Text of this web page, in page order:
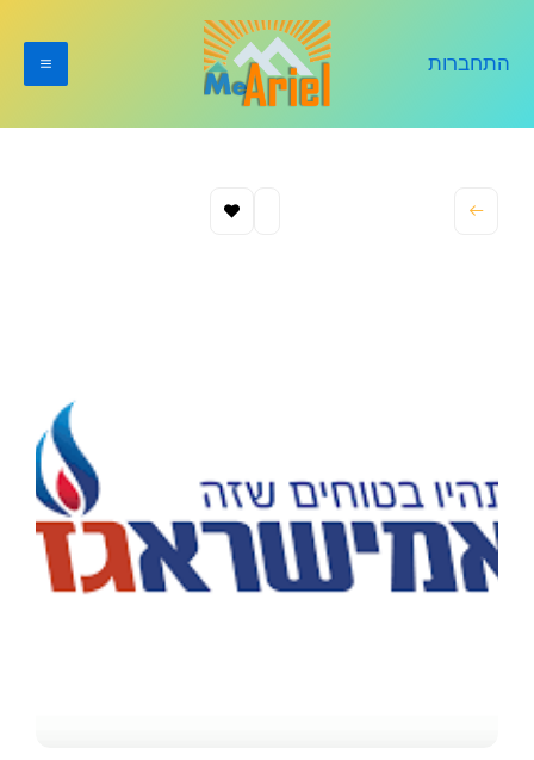
התחברות